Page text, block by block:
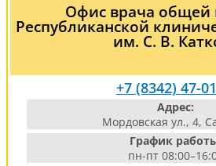
Офис врача общей
Республиканской
им. С. В.
+7 (8342) 47-
Адрес:
Мордовская ул., 4,
График
пн-пт